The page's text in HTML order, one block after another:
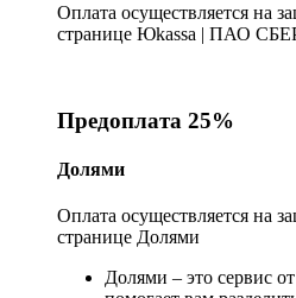
Оплата осуществляется на
странице Юkassa | ПАО
Предоплата 25%
Долями
Оплата осуществляется на
странице Долями
Долями – это сервис